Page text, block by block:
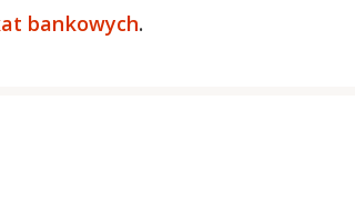
bankowych.